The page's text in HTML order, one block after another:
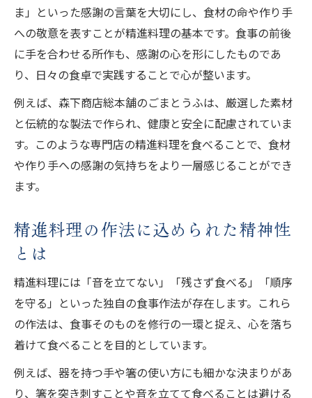
ま」といった感謝の言葉を大切にし、食材の命や作り手
への敬意を表すことが精進料理の基本です。食事の前後
に手を合わせる所作も、感謝の心を形にしたものであ
り、日々の食卓で実践することで心が整います。
例えば、森下商店総本舗のごまとうふは、厳選した素材
と伝統的な製法で作られ、健康と安全に配慮されていま
す。このような専門店の精進料理を食べることで、食材
や作り手への感謝の気持ちをより一層感じることができ
ます。
精進料理の作法に込められた精神性
とは
精進料理には「音を立てない」「残さず食べる」「順序
を守る」といった独自の食事作法が存在します。これら
の作法は、食事そのものを修行の一環と捉え、心を落ち
着けて食べることを目的としています。
例えば、器を持つ手や箸の使い方にも細かな決まりがあ
り、箸を突き刺すことや音を立てて食べることは避ける